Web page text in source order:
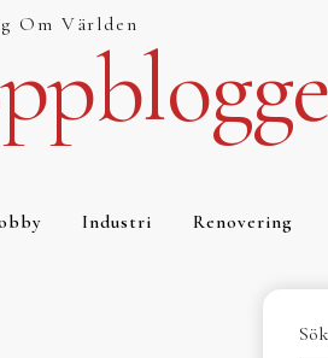
Om Världen
Industri Renovering
Sök